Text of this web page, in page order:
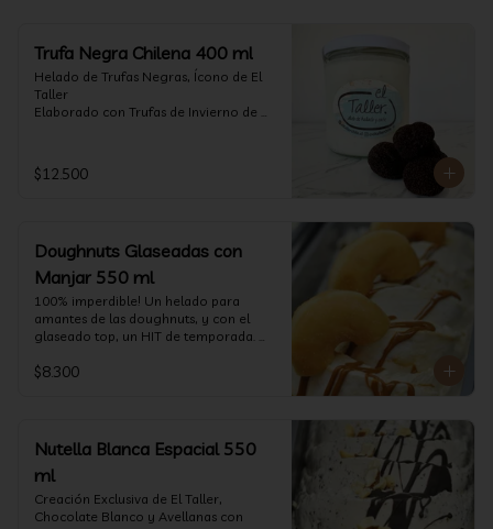
Trufa Negra Chilena 400 ml
Helado de Trufas Negras, Ícono de El
Taller
Elaborado con Trufas de Invierno de
cremoso y con un delicado proceso
para obtener una experiencia
esta Edición es muy Limitada,
aproveche ya de vivir esta fantástica
experiencia!!
Ya disponible en www.eltallerchile.cl
$12.500
Doughnuts Glaseadas con
Manjar 550 ml
100% imperdible! Un helado para
amantes de las doughnuts, y con el
glaseado top, un HIT de temporada.
$8.300
Nutella Blanca Espacial 550
ml
Creación Exclusiva de El Taller,
Chocolate Blanco y Avellanas con